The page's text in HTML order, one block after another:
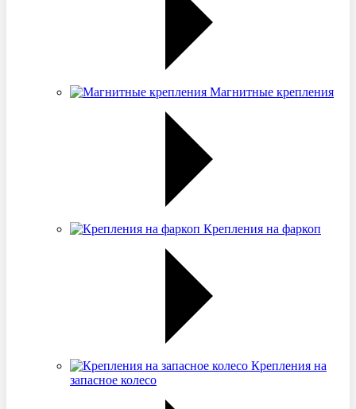
Магнитные крепления
Крепления на фаркоп
Крепления на
запасное колесо